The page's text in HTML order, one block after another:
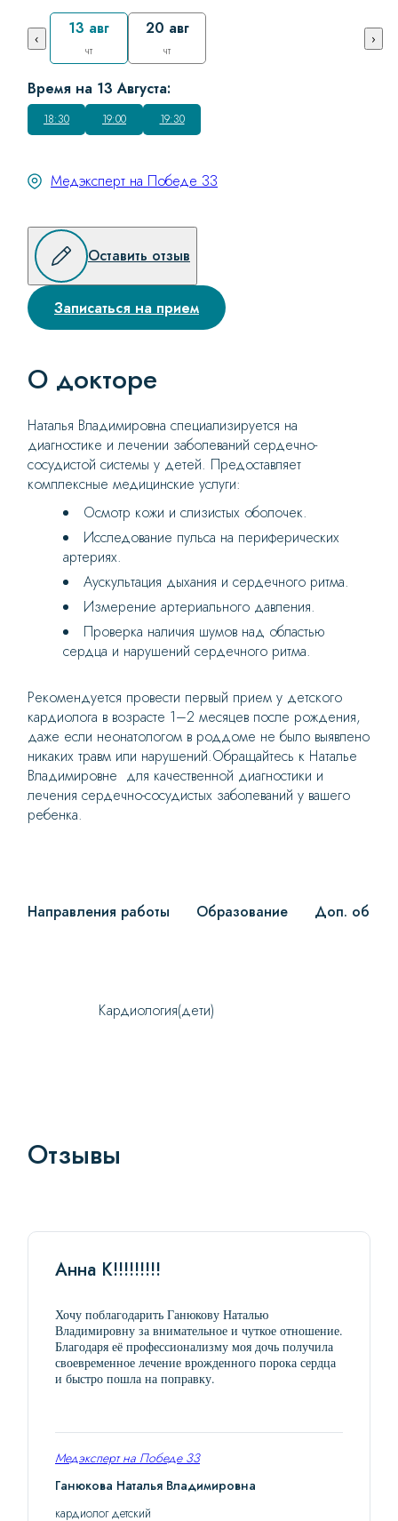
‹ 13 авг
чт
20 авг
чт
›
Время на 13 Августа:
18:30 19:00 19:30
Медэксперт на Победе 33
Записаться на прием
Оставить отзыв
О докторе
Наталья Владимировна специализируется на
диагностике и лечении заболеваний сердечно-
сосудистой системы у детей. Предоставляет
комплексные медицинские услуги:
Осмотр кожи и слизистых оболочек.
Исследование пульса на периферических
артериях.
Аускультация дыхания и сердечного ритма.
Измерение артериального давления.
Проверка наличия шумов над областью
сердца и нарушений сердечного ритма.
Рекомендуется провести первый прием у детского
кардиолога в возрасте 1–2 месяцев после рождения,
даже если неонатологом в роддоме не было выявлено
никаких травм или нарушений.Обращайтесь к Наталье
Владимировне для качественной диагностики и
лечения сердечно-сосудистых заболеваний у вашего
ребенка.
Направления работы Образование Доп.
Кардиология(дети)
Отзывы
Анна К!!!!!!!!!
Хочу поблагодарить Ганюкову Наталью
Владимировну за внимательное и чуткое отношение.
Благодаря её профессионализму моя дочь получила
своевременное лечение врожденного порока сердца
и быстро пошла на поправку.
Медэксперт на Победе 33
Ганюкова Наталья Владимировна
кардиолог детский